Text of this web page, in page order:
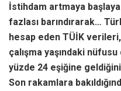
İstihdam artmaya
fazlası barındırarak…
hesap eden TÜİK
çalışma yaşındaki
yüzde 24 eşiğine
Son rakamlara